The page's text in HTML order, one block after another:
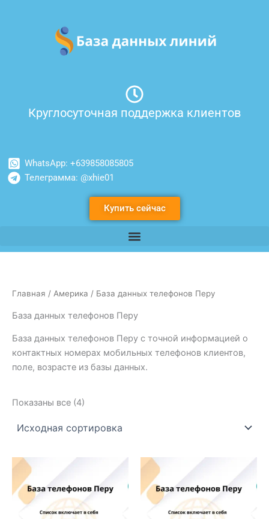
содержимому
Круглосуточная поддержка клиентов
WhatsApp: +639858085805
Телеграмма: @xhie01
Купить сейчас
Главная / Америка / База данных телефонов Перу
База данных телефонов Перу
База данных телефонов Перу с точной информацией о
контактных номерах мобильных телефонов клиентов,
поле, возрасте из базы данных.
Показаны все (4)